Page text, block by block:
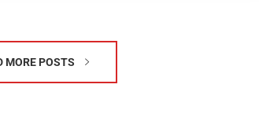
MORE POSTS